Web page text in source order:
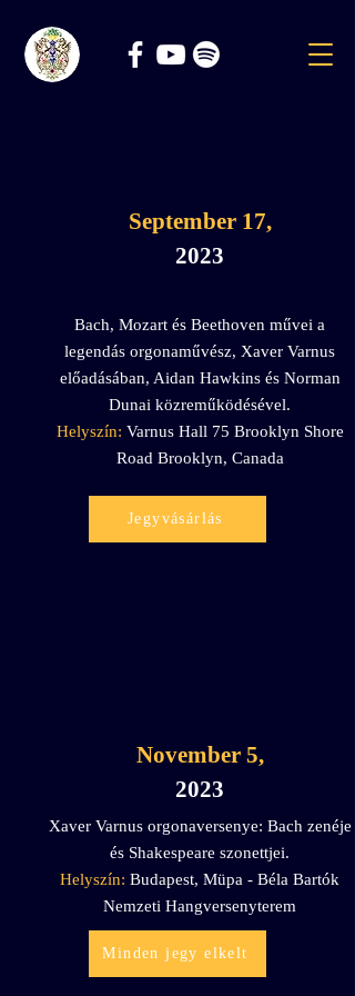
September 17,
2023
Bach, Mozart és Beethoven művei a
legendás orgonaművész, Xaver Varnus
előadásában, Aidan Hawkins és Norman
Dunai közreműködésével.
Helyszín: Varnus Hall 75 Brooklyn Shore
Road Brooklyn, Canada
November 5,
2023
Xaver Varnus orgonaversenye: Bach zenéje
és Shakespeare szonettjei.
Helyszín: Budapest, Müpa - Béla Bartók
Nemzeti Hangversenyterem
Minden jegy elkelt
Jegyvásárlás